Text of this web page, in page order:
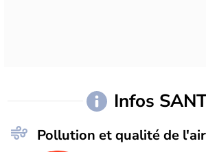
Infos
Pollution et qualité de l'air